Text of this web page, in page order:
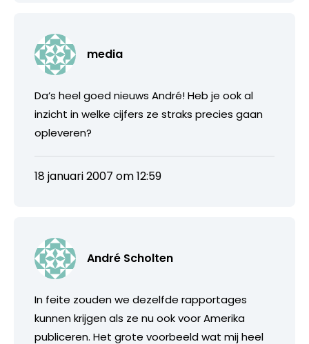
media
Da’s heel goed nieuws André! Heb je ook al
inzicht in welke cijfers ze straks precies gaan
opleveren?
18 januari 2007 om 12:59
André Scholten
In feite zouden we dezelfde rapportages
kunnen krijgen als ze nu ook voor Amerika
publiceren. Het grote voorbeeld wat mij heel